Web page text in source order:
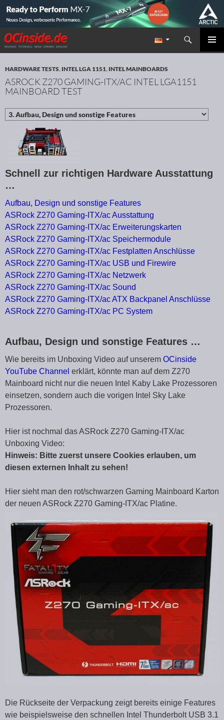
Redaktion ocinside.de PC Hardware Portal
Suchen
ZUM INHALT SPRINGEN
HARDWARE TESTS, INTEL LGA 1151, INTEL MAINBOARDS
ASROCK Z270 GAMING-ITX/AC INTEL LGA1151
MAINBOARD TEST
Schnell zur richtigen Hardware Ausstattung
…
Aufbau, Design und sonstige Features
ASRock Z270 Gaming-ITX/ac Ausstattung
ASRock Z270 Gaming-ITX/ac Erweiterungskarten
ASRock Z270 Gaming-ITX/ac Speichermodule
ASRock Z270 Gaming-ITX/ac Festplatten Anschlüsse
ASRock Z270 Gaming-ITX/ac USB und Firewire
ASRock Z270 Gaming-ITX/ac Netzwerk
ASRock Z270 Gaming-ITX/ac Sound
ASRock Z270 Gaming-ITX/ac ATX Backpanel Anschlüsse
ASRock Z270 Gaming-ITX/ac PC System
Aufbau, Design und sonstige Features …
Wie bereits im Unboxing Video auf unserem OCinside
YouTube Channel erklärt, könnte man auf dem Z270
Mainboard nicht nur die neuen Intel Kaby Lake Prozessoren
einsetzen, sondern auch die vorigen Intel Sky Lake
Prozessoren.
Hier ist nochmal das ASRock Z270 Gaming-ITX/ac
Unboxing Video:
Hinweis: Bitte zuerst unsere Cookies erlauben, um
diesen externen Inhalt zu sehen!
Hier sieht man den rot/schwarzen Gaming Mainboard Karton
der neuen ASRock Z270 Gaming-ITX/ac Platine.
Die Rückseite der Verpackung zeigt bereits einige Features
wie beispielsweise den schnellen Intel Thunderbolt USB 3.1